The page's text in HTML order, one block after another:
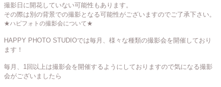
撮影日に開花していない可能性もあります。
その際は別の背景での撮影となる可能性がございますのでご了承下さい。
★ハピフォトの撮影会について★
HAPPY PHOTO STUDIOでは毎月、様々な種類の撮影会を開催しており
ます！
毎月、1回以上は撮影会を開催するようにしておりますので気になる撮影
会がございましたら